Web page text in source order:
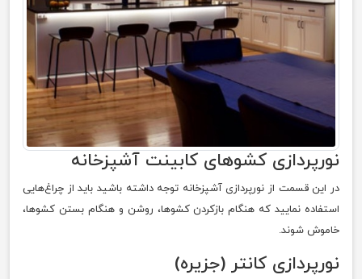
نورپردازی کشوهای کابينت‌ آشپزخانه
در این قسمت از نورپردازی آشپزخانه توجه داشته باشید باید از چراغ‌هایی
استفاده نمایید که هنگام بازکردن کشو‌ها، روشن و هنگام بستن کشوها،
خاموش شوند.
نور‌پردازی کانتر (جزیره)